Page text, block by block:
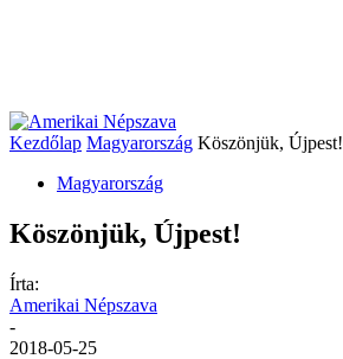
Kezdőlap Magyarország Köszönjük, Újpest!
Magyarország
Köszönjük, Újpest!
Írta:
Amerikai Népszava
-
2018-05-25